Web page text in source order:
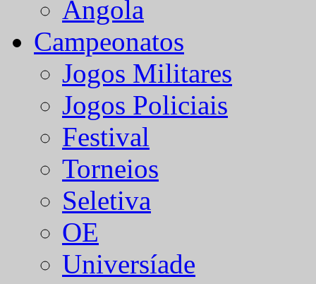
Angola
Campeonatos
Jogos Militares
Jogos Policiais
Festival
Torneios
Seletiva
OE
Universíade